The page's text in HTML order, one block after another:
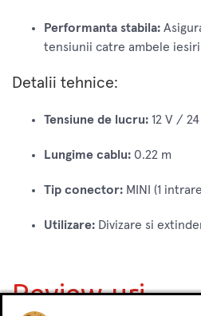
Performanta stabila:
tensiunii catre ambele
Detalii tehnice:
Tensiune de lucru: 12 V /
Lungime cablu: 0.22 m
Tip conector: MINI (1
Utilizare: Divizare si
Review-uri